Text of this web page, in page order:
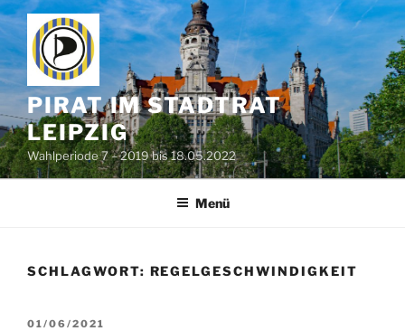
Zum
Inhalt
springen
PIRAT IM STADTRAT
LEIPZIG
Wahlperiode 7 – 2019 bis 18.05.2022
Menü
SCHLAGWORT: REGELGESCHWINDIGKEIT
VERÖFFENTLICHT
01/06/2021